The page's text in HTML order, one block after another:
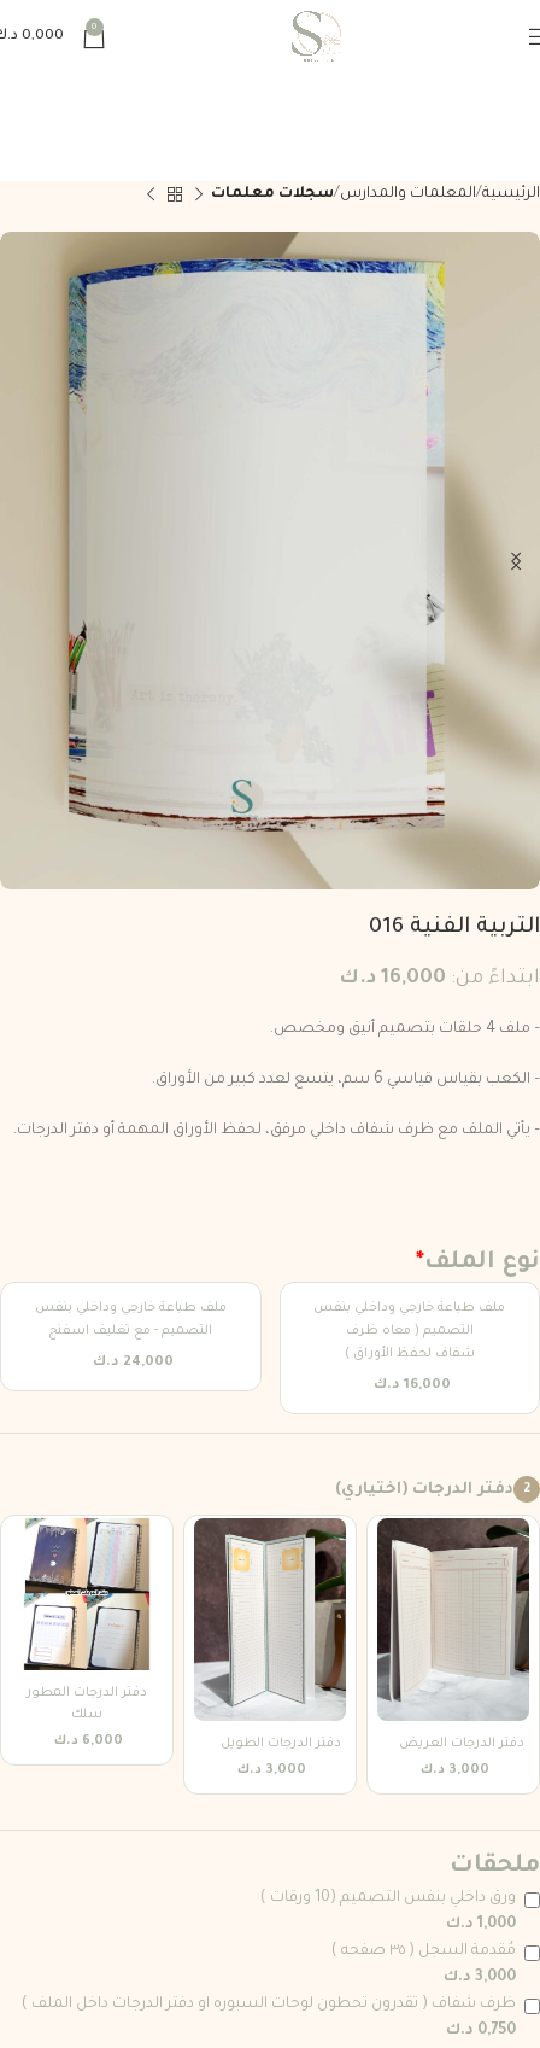
0
0,000
الرئيسية المعلمات والمدارس سجلات معلمات
التربية الفنية 016
ابتداءً من: 16,000 د.ك
– ملف 4 حلقات بتصميم أنيق ومخصص.
– الكعب بقياس قياسي 6 سم، يتسع لعدد كبير من الأوراق.
– يأتي الملف مع ظرف شفاف داخلي مرفق، لحفظ الأوراق المهمة أو دفتر الدرجات.
*نوع الملف
ملف طباعة خارجي وداخلي بنفس
التصميم ( معاه ظرف
شفاف لحفظ الأوراق )
16,000 د.ك
ملف طباعة خارجي وداخلي بنفس
التصميم - مع تغليف اسفنج
24,000 د.ك
دفتر الدرجات (اختياري)
دفتر الدرجات العريض
3,000 د.ك
دفتر الدرجات الطويل
3,000 د.ك
دفتر الدرجات المطور
سلك
6,000 د.ك
ملحقات
ورق داخلي بنفس التصميم (10 ورقات )
1,000 د.ك
مُقدمة السجل ( ٣٥ صفحه )
3,000 د.ك
ظرف شفاف ( تقدرون تحطون لوحات السبوره او دفتر الدرجات داخل الملف )
0,750 د.ك